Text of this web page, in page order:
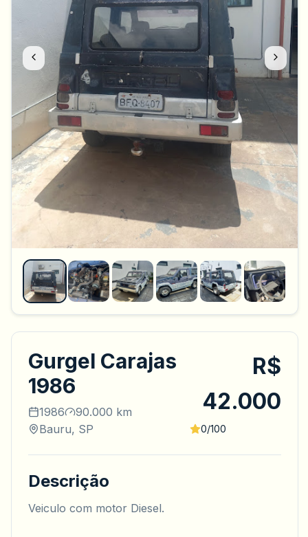
Gurgel Carajas
1986
1986
90.000 km
Bauru, SP
R$
42.000
0/100
Descrição
Veiculo com motor Diesel.